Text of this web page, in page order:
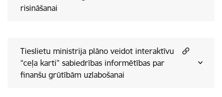
risināšanai
Tieslietu ministrija plāno veidot interaktīvu
“ceļa karti” sabiedrības informētības par
finanšu grūtībām uzlabošanai